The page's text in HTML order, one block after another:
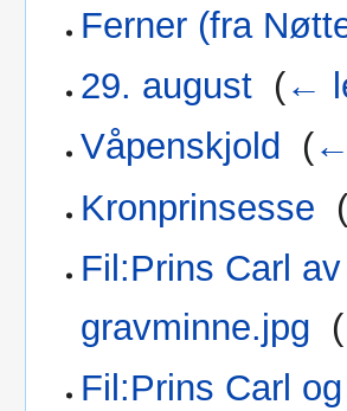
Ferner (fra
29. august (←
Våpenskjold
(
Kronprinsesse
Fil:Prins Carl
gravminne.jpg (
Fil:Prins Carl